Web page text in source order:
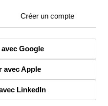
Créer un compte
Google
avec Apple
LinkedIn